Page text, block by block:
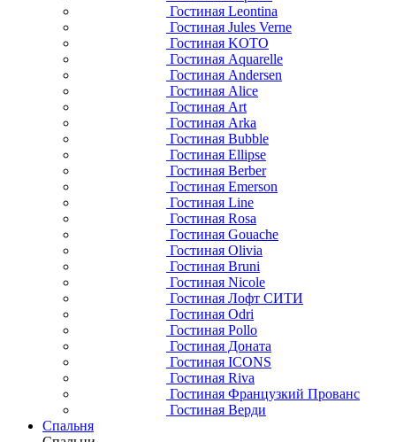
Гостиная Leontina
Гостиная Jules Verne
Гостиная KOTO
Гостиная Aquarelle
Гостиная Andersen
Гостиная Alice
Гостиная Art
Гостиная Arka
Гостиная Bubble
Гостиная Ellipse
Гостиная Berber
Гостиная Emerson
Гостиная Line
Гостиная Rosa
Гостиная Gouache
Гостиная Olivia
Гостиная Bruni
Гостиная Nicole
Гостиная Лофт СИТИ
Гостиная Odri
Гостиная Pollo
Гостиная Доната
Гостиная ICONS
Гостиная Riva
Гостиная Французкий Прованс
Гостиная Верди
Спальня